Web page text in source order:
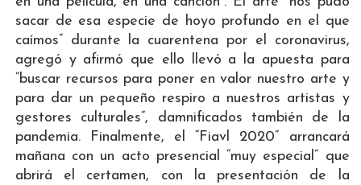
sacar de esa especie de hoyo profundo en el que
caímos” durante la cuarentena por el coronavirus,
agregó y afirmó que ello llevó a la apuesta para
“buscar recursos para poner en valor nuestro arte y
para dar un pequeño respiro a nuestros artistas y
gestores culturales”, damnificados también de la
pandemia. Finalmente, el “Fiavl 2020” arrancará
mañana con un acto presencial “muy especial” que
abrirá el certamen, con la presentación de la